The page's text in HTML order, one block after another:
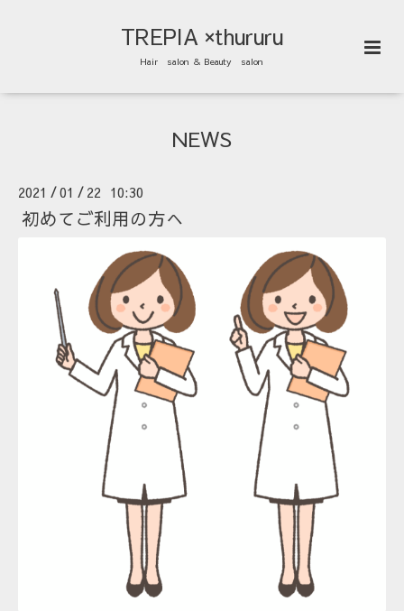
TREPIA ×thururu
Hair salon ＆ Beauty salon
NEWS
2021 /01 / 22 10:30
初めてご利用の方へ